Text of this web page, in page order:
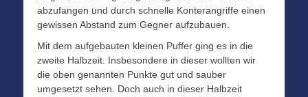
abzufangen und durch schnelle Konterangriffe einen
gewissen Abstand zum Gegner aufzubauen.
Mit dem aufgebauten kleinen Puffer ging es in die
zweite Halbzeit. Insbesondere in dieser wollten wir
die oben genannten Punkte gut und sauber
umgesetzt sehen. Doch auch in dieser Halbzeit